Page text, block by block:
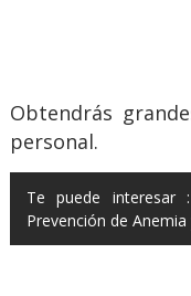
Obtendrás
personal.
Te puede interesar :
Prevención de